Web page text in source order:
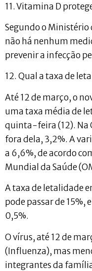
11. Vitamina D
Segundo o Ministério
não há nenhum
prevenir a infecção
12. Qual a taxa de
Até 12 de março, o
uma taxa média de
quinta-feira (12). Na
fora dela, 3,2%. A
a 6,6%, de acordo
Mundial da Saúde
A taxa de letalidade
pode passar de 15%,
0,5%.
O vírus, até 12 de
(Influenza), mas
integrantes da